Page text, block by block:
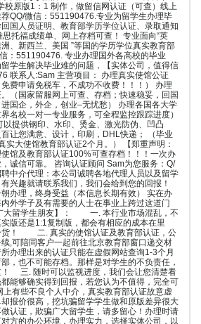
校原版1：1 制作，做留信网认证（可查）线上
QQ/微信：551190476.专业为留学生办理毕
国人员证明、教育部学历学位认证、录取通知
托福成绩单、网上存档可查！ 专业面向“英
、新西兰、美国 ”等国的学历学位真实教育部
：551190476. 专业办理国外各高校的毕业
学生解决毕业难的问题，【实体公司，值得信
联系人:Sam 主营项目： 办理真实使馆公证
免费申请免税车，不成功不收费！！！） 办理
（国家留服网上可查、存档；快速稳妥，回国
国企，外企，创业–无忧愁） 办理各国各大学
名校一对一专业服务，可全程监控跟踪进度）
提供钢印、水印、烫金、激光防伪、凹凸
让您满意、设计，印刷，DHL快递； （毕业
实大使馆教育部认证2个月。） 【郑重声明：
馆及教育部认证100%可查存档！！！一次办
诚信可靠。 咨询认证顾问 Sam为您服务：Q/
中介代理：本公司诚聘各地代理人员以及留学
兴趣就请联系我们，我们会给到您的回报！
办理，终身受益（本信息长期有效） 实在办
外学子及有需要的人士在事业上跨过这道门
大留学生朋友】： 一. 本行业市场混乱，不
版还是1:1复制版，都会有相应的成本在里
货！ 二. 真实的使馆认证及教育部认证，公
,可陪同客户一起前往北京教育部窗口递交材
办理出来的认证只能在虚假网站查询1-3个月
，也不可能存档。那样是对学生的不负责任，
！ 三. 随时可以监视进度，我们会让您清楚看
能够确实得到回报，若您认为不值得，完全可
上有些不良个人中介，真实教育部认证故意虚
报价很高，挖坑骗留学学生做和原版差异很大
认证，欺骗广大留学生，请多留心！办理时请
方的办公环境，办理实力，选择实体公司，以